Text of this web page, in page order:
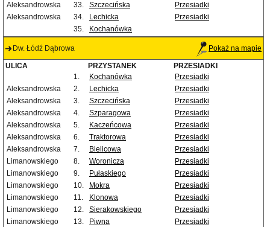
Aleksandrowska
33. Szczecińska
Przesiadki
Aleksandrowska
34. Lechicka
Przesiadki
35.
Kochanówka
Dw. Łódź Dąbrowa Pokaż na mapie
ULICA PRZYSTANEK
PRZESIADKI
1.
Kochanówka
Przesiadki
Aleksandrowska
2. Lechicka
Przesiadki
Aleksandrowska
3. Szczecińska
Przesiadki
Aleksandrowska
4. Szparagowa
Przesiadki
Aleksandrowska
5. Kaczeńcowa
Przesiadki
Aleksandrowska
6. Traktorowa
Przesiadki
Aleksandrowska
7. Bielicowa
Przesiadki
Limanowskiego
8. Woronicza
Przesiadki
Limanowskiego
9. Pułaskiego
Przesiadki
Limanowskiego
10. Mokra
Przesiadki
Limanowskiego
11. Klonowa
Przesiadki
Limanowskiego
12. Sierakowskiego
Przesiadki
Limanowskiego
13. Piwna
Przesiadki